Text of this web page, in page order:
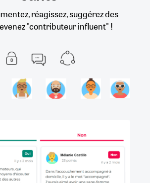
réagissez, suggérez des
"contributeur influent" !